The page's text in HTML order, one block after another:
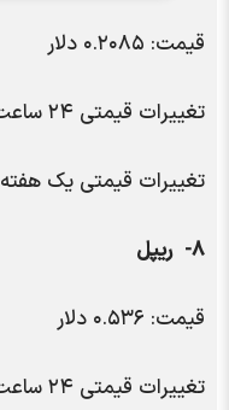
قیمت: ۰.۲۰۸۵ دلار
تغییرات قیمتی ۲۴ ساعت گذشته: ۲۸.۷۲ درصد افزایش
تغییرات قیمتی یک هفته اخیر: ۱۷.۸۷
۸- ریپل
قیمت: ۰.۵۳۶ دلار
تغییرات قیمتی ۲۴ ساعت گذشته: ۵.۶۵ درصد افزایش